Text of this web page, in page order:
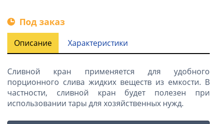
Под заказ
Описание Характеристики
Сливной кран применяется для удобного
порционного слива жидких веществ из емкости. В
частности, сливной кран будет полезен при
использовании тары для хозяйственных нужд.